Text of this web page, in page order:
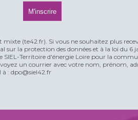
(te42.fr). Si vous ne souhaitez plus
la protection des données et à la loi du 6
SIEL-Territoire d'énergie Loire pour la
un courrier avec votre nom, prénom,
: dpo@siel42.fr